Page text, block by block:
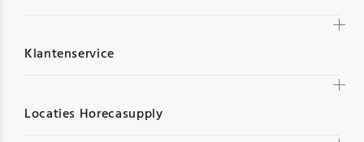
Klantenservice
Locaties Horecasupply